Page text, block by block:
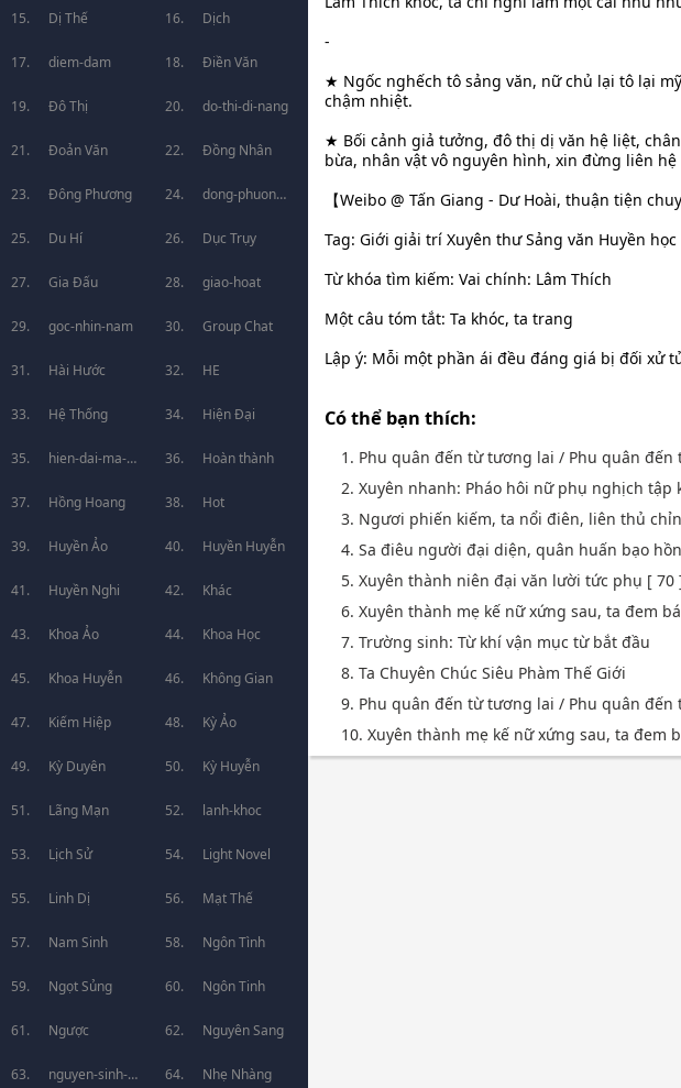
Dị Thế Dịch
diem-dam Điền Văn
Đô Thị do-thi-di-nang
Đoản Văn Đồng Nhân
Đông Phương dong-phuong-
huyen-huyen
Du Hí Dục Trụy
Gia Đấu giao-hoat
goc-nhin-nam Group Chat
Hài Hước HE
Hệ Thống Hiện Đại
hien-dai-ma-
phap
Hoàn thành
Hồng Hoang Hot
Huyền Ảo Huyền Huyễn
Huyền Nghi Khác
Khoa Ảo Khoa Học
Khoa Huyễn Không Gian
Kiếm Hiệp Kỳ Ảo
Kỳ Duyên Kỳ Huyễn
Lãng Mạn lanh-khoc
Lịch Sử Light Novel
Linh Dị Mạt Thế
Nam Sinh Ngôn Tình
Ngọt Sủng Ngôn Tinh
Ngược Nguyên Sang
nguyen-sinh- Nhẹ Nhàng
-
★ Ngốc nghếch tô sảng văn, nữ chủ lại tô lại
chậm nhiệt.
★ Bối cảnh giả tưởng, đô thị dị văn hệ liệt,
bừa, nhân vật vô nguyên hình, xin đừng liên
【Weibo @ Tấn Giang - Dư Hoài, thuận tiện
Tag: Giới giải trí Xuyên thư Sảng văn Huyền học
Từ khóa tìm kiếm: Vai chính: Lâm Thích
Một câu tóm tắt: Ta khóc, ta trang
Lập ý: Mỗi một phần ái đều đáng giá bị đối xử
Có thể bạn thích:
1. Phu quân đến từ tương lai / Phu quân đến
2. Xuyên nhanh: Pháo hôi nữ phụ nghịch tập
3. Ngươi phiến kiếm, ta nổi điên, liên thủ
4. Sa điêu người đại diện, quân huấn bạo
5. Xuyên thành niên đại văn lười tức phụ [ 70
6. Xuyên thành mẹ kế nữ xứng sau, ta đem
7. Trường sinh: Từ khí vận mục từ bắt đầu
8. Ta Chuyên Chúc Siêu Phàm Thế Giới
9. Phu quân đến từ tương lai / Phu quân đến
10. Xuyên thành mẹ kế nữ xứng sau, ta đem